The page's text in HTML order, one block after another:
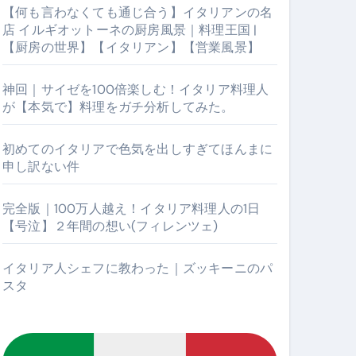
の世界】【イタリアン】【営業風景】
【何も言わなくても通じ合う】イタリアンの名
店 イルギオットーネの厨房風景｜料理王国 |
【厨房の世界】【イタリアン】【営業風景】
神回｜サイゼを100倍楽しむ！イタリア料理人
が【本気で】料理をガチ分析してみた。
初めてのイタリアで色気を出しすぎてほんまに
申し訳ない件
完全版｜100万人越え！イタリア料理人の1日
【号泣】２年間の想い(フィレンツェ)
イタリア人シェフに教わった｜ズッキーニのパ
スタ